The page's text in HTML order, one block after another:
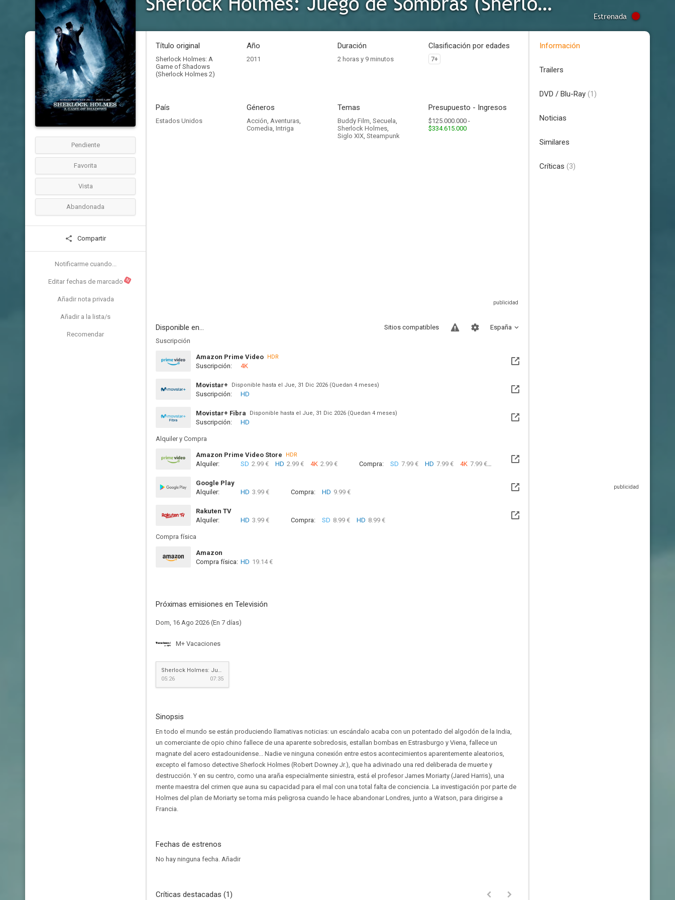
Estrenada
Pendiente
Favorita
Vista
Abandonada
Compartir
Notificarme cuando...
Editar fechas de marcado N
Añadir nota privada
Añadir a la lista/s
Recomendar
Título original
Sherlock Holmes: A
Game of Shadows
(Sherlock Holmes 2)
Año
2011
Duración
2 horas y 9 minutos
Clasificación por edades
7+
País
Estados Unidos
Géneros
Acción, Aventuras,
Comedia, Intriga
Temas
Buddy Film, Secuela,
Sherlock Holmes,
Siglo XIX, Steampunk
Presupuesto - Ingresos
$125.000.000 -
$334.615.000
Disponible en... España
Sitios compatibles
Suscripción
Amazon Prime Video HDR
Suscripción: 4K
Movistar+ Disponible hasta el Jue, 31 Dic 2026 (Quedan 4 meses)
Suscripción: HD
Movistar+ Fibra Disponible hasta el Jue, 31 Dic 2026 (Quedan 4 meses)
Suscripción: HD
Alquiler y Compra
Amazon Prime Video Store HDR
Alquiler: SD 2.99 € HD 2.99 € 4K 2.99 € Compra: SD 7.99 € HD 7.99 € 4K 7.99 €
Google Play
Alquiler:
HD 3.99 € Compra: HD 9.99 €
Rakuten TV
Alquiler:
HD 3.99 € Compra: SD 8.99 € HD 8.99 €
Compra física
Amazon
Compra física: HD 19.14 €
Próximas emisiones en Televisión
Dom, 16 Ago 2026 (En 7 días)
M+ Vacaciones
Sherlock Holmes: Juego de Sombras (Sherlock Holmes 2)
05:26
07:35
Sinopsis
En todo el mundo se están produciendo llamativas noticias: un escándalo acaba con un potentado del algodón de la India,
un comerciante de opio chino fallece de una aparente sobredosis, estallan bombas en Estrasburgo y Viena, fallece un
magnate del acero estadounidense... Nadie ve ninguna conexión entre estos acontecimientos aparentemente aleatorios,
excepto el famoso detective Sherlock Holmes (Robert Downey Jr.), que ha adivinado una red deliberada de muerte y
destrucción. Y en su centro, como una araña especialmente siniestra, está el profesor James Moriarty (Jared Harris), una
mente maestra del crimen que auna su capacidad para el mal con una total falta de conciencia. La investigación por parte de
Holmes del plan de Moriarty se torna más peligrosa cuando le hace abandonar Londres, junto a Watson, para dirigirse a
Francia.
Fechas de estrenos
No hay ninguna fecha. Añadir
Críticas destacadas (1)
Información
Trailers
DVD / Blu-Ray (1)
Noticias
Similares
Críticas (3)